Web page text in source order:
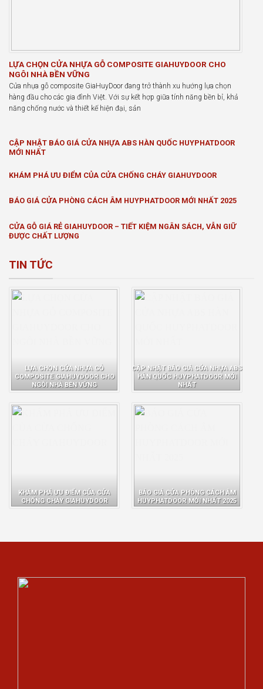
LỰA CHỌN CỬA NHỰA GỖ COMPOSITE GIAHUYDOOR CHO
NGÔI NHÀ BỀN VỮNG
Cửa nhựa gỗ composite GiaHuyDoor đang trở thành xu hướng lựa chọn
hàng đầu cho các gia đình Việt. Với sự kết hợp giữa tính năng bền bỉ, khả
năng chống nước và thiết kế hiện đại, sản
CẬP NHẬT BÁO GIÁ CỬA NHỰA ABS HÀN QUỐC HUYPHATDOOR
MỚI NHẤT
KHÁM PHÁ ƯU ĐIỂM CỦA CỬA CHỐNG CHÁY GIAHUYDOOR
BÁO GIÁ CỬA PHÒNG CÁCH ÂM HUYPHATDOOR MỚI NHẤT 2025
CỬA GỖ GIÁ RẺ GIAHUYDOOR – TIẾT KIỆM NGÂN SÁCH, VẪN GIỮ
ĐƯỢC CHẤT LƯỢNG
TIN TỨC
LỰA CHỌN CỬA NHỰA GỖ
COMPOSITE GIAHUYDOOR CHO
NGÔI NHÀ BỀN VỮNG
CẬP NHẬT BÁO GIÁ CỬA NHỰA ABS
HÀN QUỐC HUYPHATDOOR MỚI
NHẤT
KHÁM PHÁ ƯU ĐIỂM CỦA CỬA
CHỐNG CHÁY GIAHUYDOOR
BÁO GIÁ CỬA PHÒNG CÁCH ÂM
HUYPHATDOOR MỚI NHẤT 2025